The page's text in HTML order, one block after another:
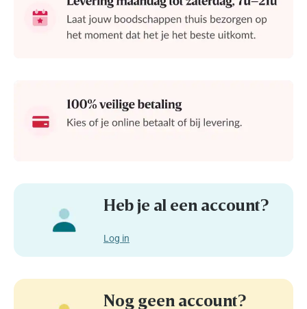
Heb je al een account?
Log in
Nog geen account?